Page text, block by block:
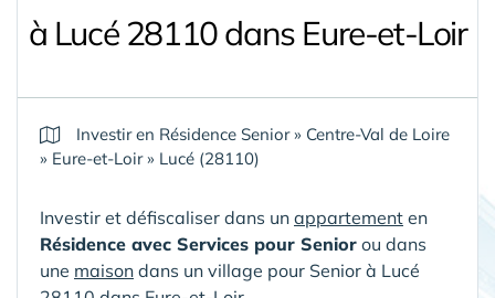
à Lucé 28110 dans Eure-et-Loir
Investir en Résidence Senior» Centre-Val de Loire
» Eure-et-Loir» Lucé (28110)
Investir et défiscaliser dans un appartement en
Résidence avec Services pour Senior ou dans
une maison dans un village pour Senior à Lucé